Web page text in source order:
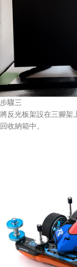
步驟三
將反光板架設在三腳架
回收納箱中。